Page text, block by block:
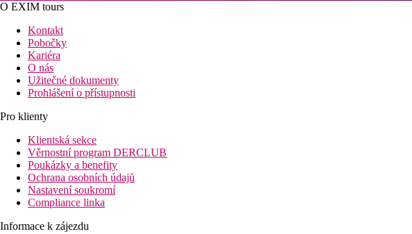
O EXIM tours
Kontakt
Pobočky
Kariéra
O nás
Užitečné dokumenty
Prohlášení o přístupnosti
Pro klienty
Klientská sekce
Věrnostní program DERCLUB
Poukázky a benefity
Ochrana osobních údajů
Nastavení soukromí
Compliance linka
Informace k zájezdu